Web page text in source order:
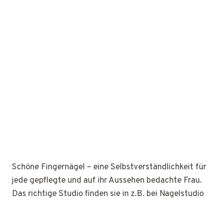
Schöne Fingernägel – eine Selbstverständlichkeit für
jede gepflegte und auf ihr Aussehen bedachte Frau.
Das richtige Studio finden sie in z.B. bei Nagelstudio